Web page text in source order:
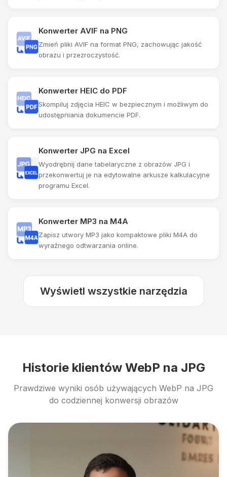
Konwerter AVIF na PNG
Zmień pliki AVIF na format PNG, zachowując jakość
obrazu i przezroczystość.
Konwerter HEIC do PDF
Skompiluj zdjęcia HEIC w bezpiecznym i możliwym do
udostępniania dokumencie PDF.
Konwerter JPG na Excel
Wyodrębnij dane tabelaryczne z obrazów JPG i
przekonwertuj je na edytowalne arkusze kalkulacyjne
programu Excel.
Konwerter MP3 na M4A
Zapisz utwory MP3 jako kompaktowe pliki M4A do
wyraźnego odtwarzania online.
Wyświetl wszystkie narzędzia
Historie klientów WebP na JPG
Prawdziwe wyniki osób używających WebP na JPG
do codziennej konwersji obrazów